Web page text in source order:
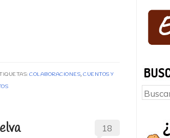
COLABORACIONES, CUENTOS Y
18
Buscar